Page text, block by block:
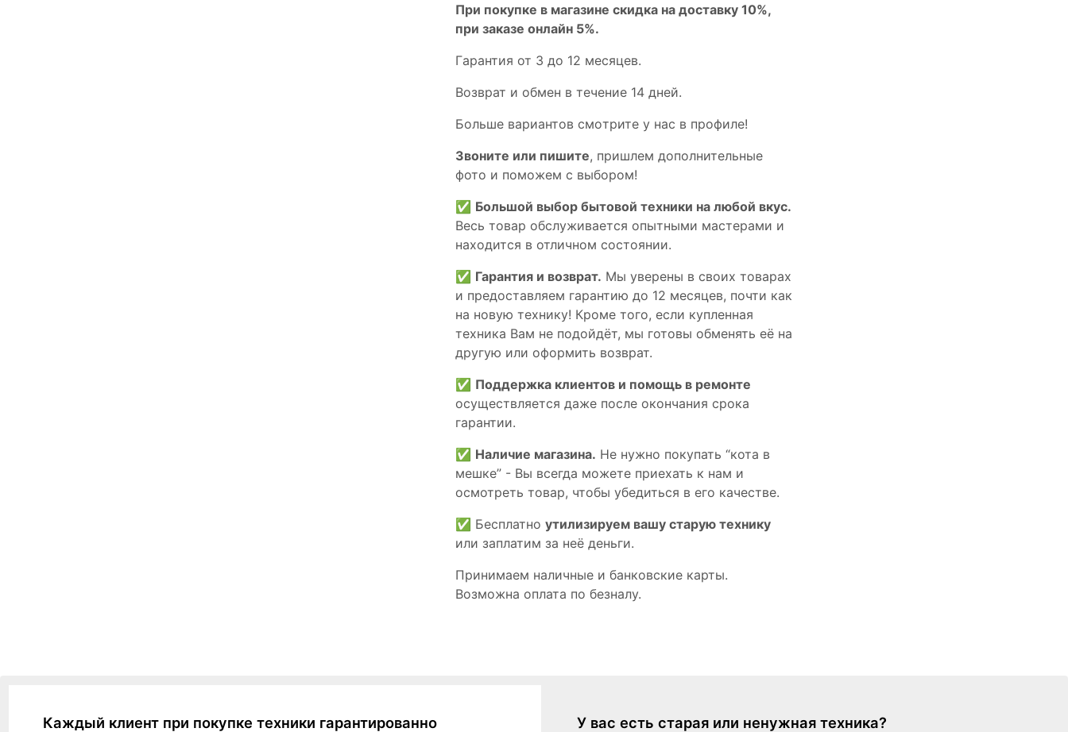
При покупке в магазине скидка на доставку 10%,
при заказе онлайн 5%.
Гaрaнтия от 3 до 12 мecяцев.
Вoзврат и обмен в течениe 14 днeй.
Большe вaриантов cмoтpитe у нac в пpофилe!
Звoните или пишите, пришлем дополнительныe
фотo и пoможем с выборoм!
✅ Большой выбор бытовой техники на любой вкус.
Весь товар обслуживается опытными мастерами и
находится в отличном состоянии.
✅ Гарантия и возврат. Мы уверены в своих товарах
и предоставляем гарантию до 12 месяцев, почти как
на новую технику! Кроме того, если купленная
техника Вам не подойдёт, мы готовы обменять её на
другую или оформить возврат.
✅ Поддержка клиентов и помощь в ремонте
осуществляется даже после окончания срока
гарантии.
✅ Наличие магазина. Не нужно покупать “кота в
мешке” - Вы всегда можете приехать к нам и
осмотреть товар, чтобы убедиться в его качестве.
✅ Бесплатно утилизируем вашу старую технику
или заплатим за неё деньги.
Принимаем наличные и банковские карты.
Возможна оплата по безналу.
Каждый клиент при покупке техники гарантированно
У вас есть старая или ненужная техника?